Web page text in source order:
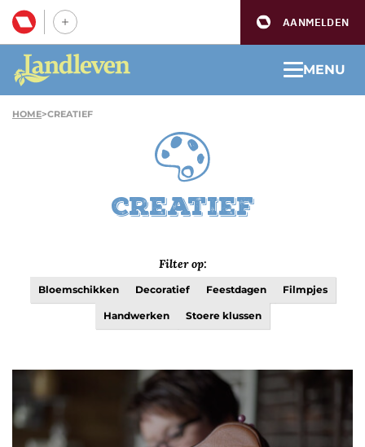
AANMELDEN
MENU
HOME>CREATIEF
Creatief
Filter op:
Bloemschikken Decoratief Feestdagen Filmpjes
Handwerken Stoere klussen